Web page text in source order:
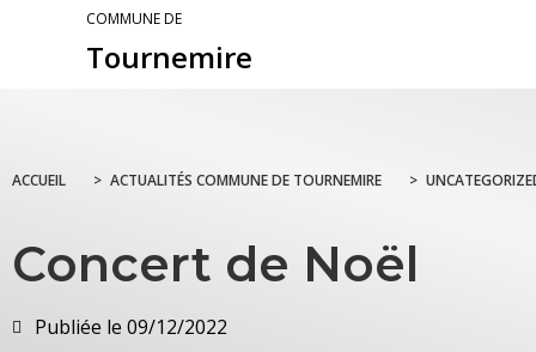
COMMUNE DE
Tournemire
ACCUEIL > ACTUALITÉS COMMUNE DE TOURNEMIRE >
Concert de Noël
Publiée le 09/12/2022